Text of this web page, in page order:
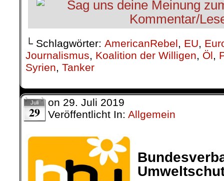
└ Schlagwörter: AmericanRebel, EU,
Journalismus, Koalition der Willigen, Öl,
Syrien, Tanker
Juli
29
on 29. Juli 2019
Veröffentlicht In: Allgemein